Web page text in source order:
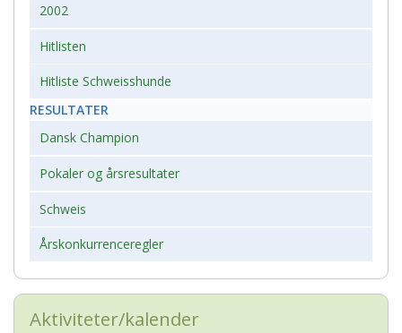
2002
Hitlisten
Hitliste Schweisshunde
RESULTATER
Dansk Champion
Pokaler og årsresultater
Schweis
Årskonkurrenceregler
Aktiviteter/kalender